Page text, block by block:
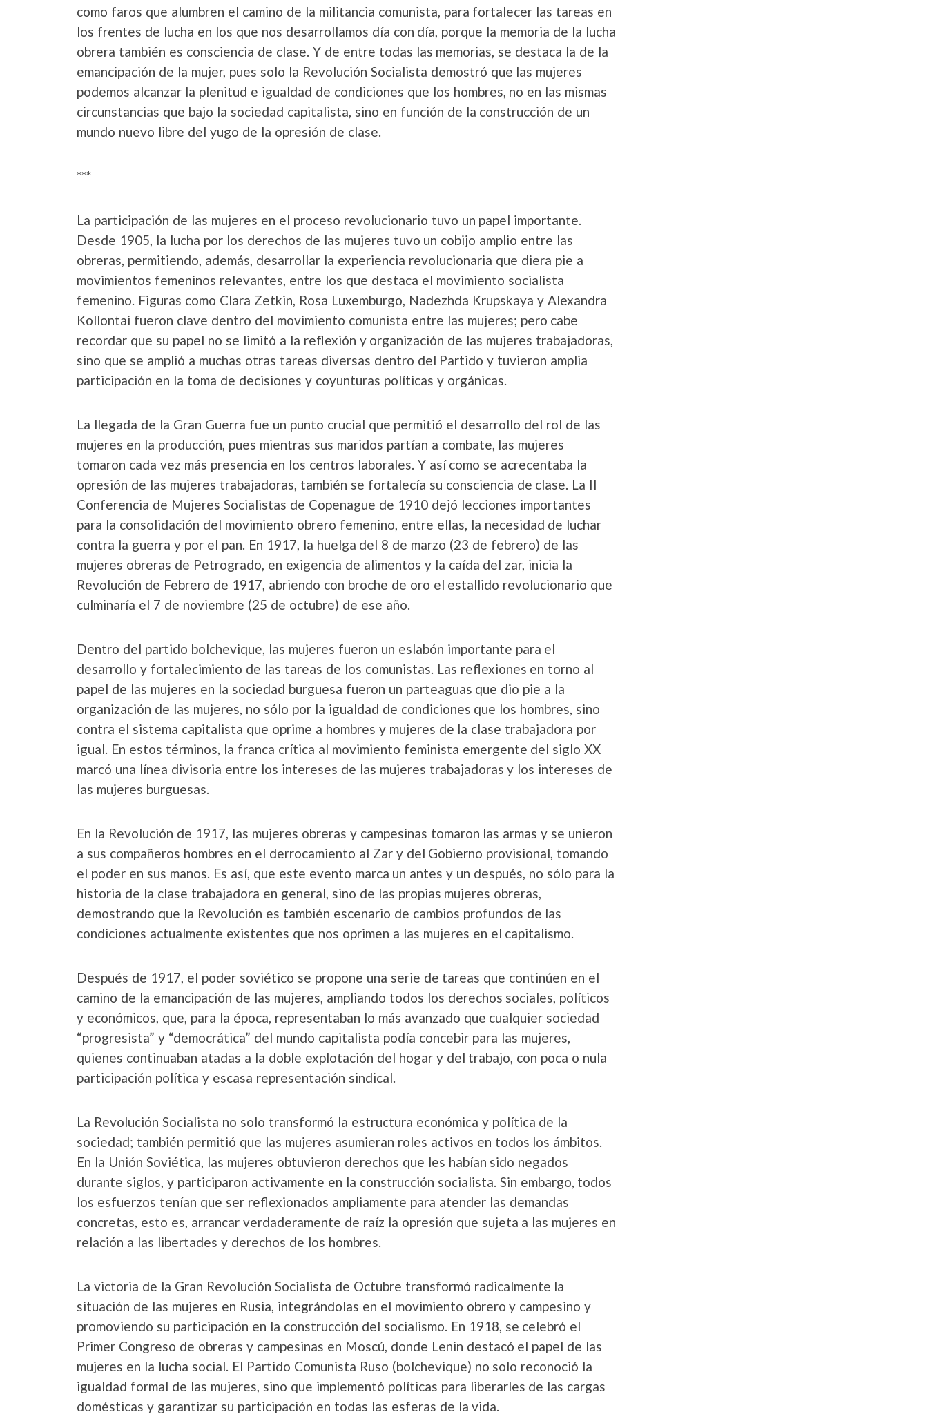
como faros que alumbren el camino de la militancia comunista, para fortalecer las tareas en
los frentes de lucha en los que nos desarrollamos día con día, porque la memoria de la lucha
obrera también es consciencia de clase. Y de entre todas las memorias, se destaca la de la
emancipación de la mujer, pues solo la Revolución Socialista demostró que las mujeres
podemos alcanzar la plenitud e igualdad de condiciones que los hombres, no en las mismas
circunstancias que bajo la sociedad capitalista, sino en función de la construcción de un
mundo nuevo libre del yugo de la opresión de clase.
***
La participación de las mujeres en el proceso revolucionario tuvo un papel importante.
Desde 1905, la lucha por los derechos de las mujeres tuvo un cobijo amplio entre las
obreras, permitiendo, además, desarrollar la experiencia revolucionaria que diera pie a
movimientos femeninos relevantes, entre los que destaca el movimiento socialista
femenino. Figuras como Clara Zetkin, Rosa Luxemburgo, Nadezhda Krupskaya y Alexandra
Kollontai fueron clave dentro del movimiento comunista entre las mujeres; pero cabe
recordar que su papel no se limitó a la reflexión y organización de las mujeres trabajadoras,
sino que se amplió a muchas otras tareas diversas dentro del Partido y tuvieron amplia
participación en la toma de decisiones y coyunturas políticas y orgánicas.
La llegada de la Gran Guerra fue un punto crucial que permitió el desarrollo del rol de las
mujeres en la producción, pues mientras sus maridos partían a combate, las mujeres
tomaron cada vez más presencia en los centros laborales. Y así como se acrecentaba la
opresión de las mujeres trabajadoras, también se fortalecía su consciencia de clase. La II
Conferencia de Mujeres Socialistas de Copenague de 1910 dejó lecciones importantes
para la consolidación del movimiento obrero femenino, entre ellas, la necesidad de luchar
contra la guerra y por el pan. En 1917, la huelga del 8 de marzo (23 de febrero) de las
mujeres obreras de Petrogrado, en exigencia de alimentos y la caída del zar, inicia la
Revolución de Febrero de 1917, abriendo con broche de oro el estallido revolucionario que
culminaría el 7 de noviembre (25 de octubre) de ese año.
Dentro del partido bolchevique, las mujeres fueron un eslabón importante para el
desarrollo y fortalecimiento de las tareas de los comunistas. Las reflexiones en torno al
papel de las mujeres en la sociedad burguesa fueron un parteaguas que dio pie a la
organización de las mujeres, no sólo por la igualdad de condiciones que los hombres, sino
contra el sistema capitalista que oprime a hombres y mujeres de la clase trabajadora por
igual. En estos términos, la franca crítica al movimiento feminista emergente del siglo XX
marcó una línea divisoria entre los intereses de las mujeres trabajadoras y los intereses de
las mujeres burguesas.
En la Revolución de 1917, las mujeres obreras y campesinas tomaron las armas y se unieron
a sus compañeros hombres en el derrocamiento al Zar y del Gobierno provisional, tomando
el poder en sus manos. Es así, que este evento marca un antes y un después, no sólo para la
historia de la clase trabajadora en general, sino de las propias mujeres obreras,
demostrando que la Revolución es también escenario de cambios profundos de las
condiciones actualmente existentes que nos oprimen a las mujeres en el capitalismo.
Después de 1917, el poder soviético se propone una serie de tareas que continúen en el
camino de la emancipación de las mujeres, ampliando todos los derechos sociales, políticos
y económicos, que, para la época, representaban lo más avanzado que cualquier sociedad
“progresista” y “democrática” del mundo capitalista podía concebir para las mujeres,
quienes continuaban atadas a la doble explotación del hogar y del trabajo, con poca o nula
participación política y escasa representación sindical.
La Revolución Socialista no solo transformó la estructura económica y política de la
sociedad; también permitió que las mujeres asumieran roles activos en todos los ámbitos.
En la Unión Soviética, las mujeres obtuvieron derechos que les habían sido negados
durante siglos, y participaron activamente en la construcción socialista. Sin embargo, todos
los esfuerzos tenían que ser reflexionados ampliamente para atender las demandas
concretas, esto es, arrancar verdaderamente de raíz la opresión que sujeta a las mujeres en
relación a las libertades y derechos de los hombres.
La victoria de la Gran Revolución Socialista de Octubre transformó radicalmente la
situación de las mujeres en Rusia, integrándolas en el movimiento obrero y campesino y
promoviendo su participación en la construcción del socialismo. En 1918, se celebró el
Primer Congreso de obreras y campesinas en Moscú, donde Lenin destacó el papel de las
mujeres en la lucha social. El Partido Comunista Ruso (bolchevique) no solo reconoció la
igualdad formal de las mujeres, sino que implementó políticas para liberarles de las cargas
domésticas y garantizar su participación en todas las esferas de la vida.